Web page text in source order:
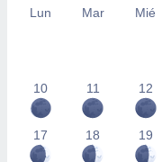
Lun Mar Mié
10 11 12
17 18 19